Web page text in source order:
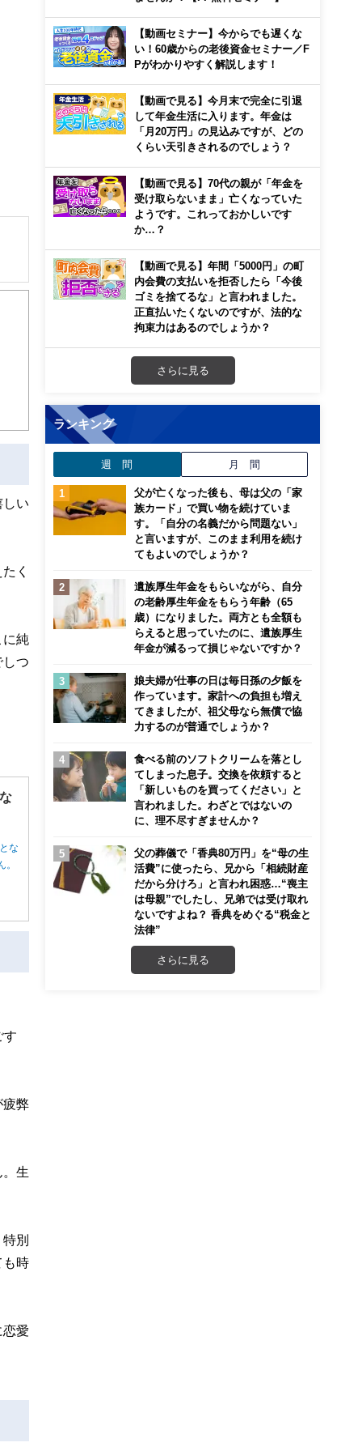
しい
く
に純
しつ
な
。
す
疲弊
。生
別
も時
恋愛
【動画セミナー】今からでも遅くな
い！60歳からの老後資金セミナー／F
Pがわかりやすく解説します！
【動画で見る】今月末で完全に引退
して年金生活に入ります。年金は
「月20万円」の見込みですが、どの
くらい天引きされるのでしょう？
【動画で見る】70代の親が「年金を
受け取らないまま」亡くなっていた
ようです。これっておかしいです
か…？
【動画で見る】年間「5000円」の町
内会費の支払いを拒否したら「今後
ゴミを捨てるな」と言われました。
正直払いたくないのですが、法的な
拘束力はあるのでしょうか？
さらに見る
ランキング
週 間 月 間
父が亡くなった後も、母は父の「家
族カード」で買い物を続けていま
す。「自分の名義だから問題ない」
と言いますが、このまま利用を続け
てもよいのでしょうか？
遺族厚生年金をもらいながら、自分
の老齢厚生年金をもらう年齢（65
歳）になりました。両方とも全額も
らえると思っていたのに、遺族厚生
年金が減るって損じゃないですか？
娘夫婦が仕事の日は毎日孫の夕飯を
作っています。家計への負担も増え
てきましたが、祖父母なら無償で協
力するのが普通でしょうか？
食べる前のソフトクリームを落とし
てしまった息子。交換を依頼すると
「新しいものを買ってください」と
言われました。わざとではないの
に、理不尽すぎませんか？
父の葬儀で「香典80万円」を“母の生
活費”に使ったら、兄から「相続財産
だから分けろ」と言われ困惑…“喪主
は母親”でしたし、兄弟では受け取れ
ないですよね？ 香典をめぐる“税金と
法律”
さらに見る